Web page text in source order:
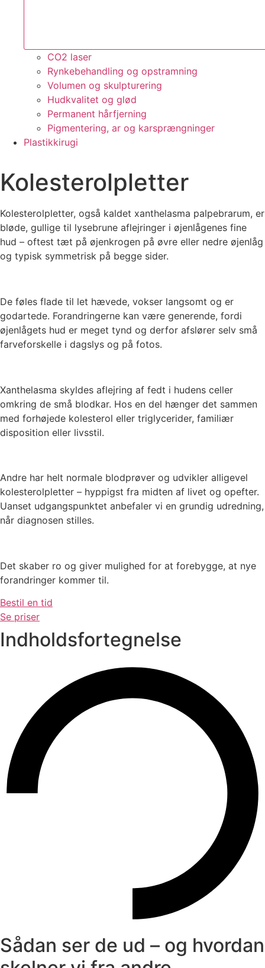
CO2 laser
Rynkebehandling og opstramning
Volumen og skulpturering
Hudkvalitet og glød
Permanent hårfjerning
Pigmentering, ar og karsprængninger
Plastikkirugi
Kolesterolpletter
Kolesterolpletter, også kaldet xanthelasma palpebrarum, er
bløde, gullige til lysebrune aflejringer i øjenlågenes fine
hud – oftest tæt på øjenkrogen på øvre eller nedre øjenlåg
og typisk symmetrisk på begge sider.
De føles flade til let hævede, vokser langsomt og er
godartede. Forandringerne kan være generende, fordi
øjenlågets hud er meget tynd og derfor afslører selv små
farveforskelle i dagslys og på fotos.
Xanthelasma skyldes aflejring af fedt i hudens celler
omkring de små blodkar. Hos en del hænger det sammen
med forhøjede kolesterol eller triglycerider, familiær
disposition eller livsstil.
Andre har helt normale blodprøver og udvikler alligevel
kolesterolpletter – hyppigst fra midten af livet og opefter.
Uanset udgangspunktet anbefaler vi en grundig udredning,
når diagnosen stilles.
Det skaber ro og giver mulighed for at forebygge, at nye
forandringer kommer til.
Bestil en tid
Se priser
Indholdsfortegnelse
Sådan ser de ud – og hvordan